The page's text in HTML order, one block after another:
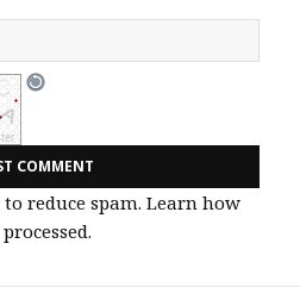
to reduce spam.Learn how